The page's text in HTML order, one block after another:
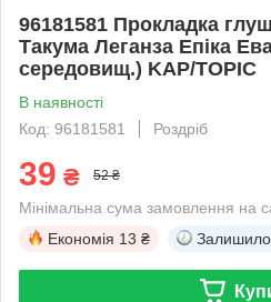
96181581 Прокладка
Такума Леганза Епіка
середовищ.) KAP/TOPIC
В наявності
Код: 96181581
Роздріб
39 ₴ 52 ₴
Мінімальна сума замовлення на
Економія 13 ₴